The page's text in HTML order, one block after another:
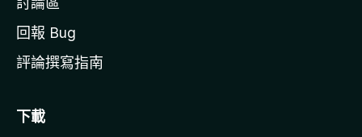
回報 Bug
評論撰寫指南
下載